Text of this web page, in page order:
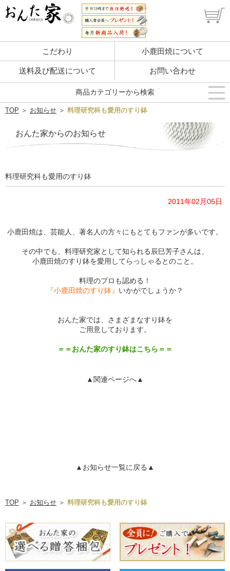
こだわり 小鹿田焼について
送料及び配送について お問い合わせ
TOP ＞ お知らせ ＞ 料理研究科も愛用のすり鉢
おんた家からのお知らせ
料理研究科も愛用のすり鉢
2011年02月05日
小鹿田焼は、芸能人、著名人の方々にもとてもファンが多いです。
その中でも、料理研究家として知られる辰巳芳子さんは、
小鹿田焼のすり鉢を愛用してらっしゃるとのこと。
料理のプロも認める！
『小鹿田焼のすり鉢』 いかがでしょうか？
おんた家では、さまざまなすり鉢を
ご用意しております。
＝＝おんた家のすり鉢はこちら＝＝
▲関連ページへ▲
▲お知らせ一覧に戻る▲
TOP ＞ お知らせ ＞ 料理研究科も愛用のすり鉢
商品カテゴリーから検索